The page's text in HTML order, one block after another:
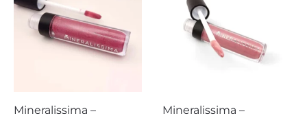
Mineralissima –
Mineralissima –